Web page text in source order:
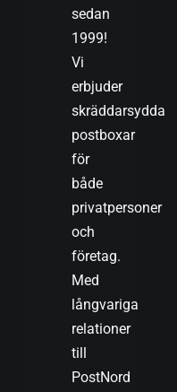
sedan
1999!
Vi
erbjuder
skräddarsydda
postboxar
för
både
privatpersoner
och
företag.
Med
långvariga
relationer
till
PostNord